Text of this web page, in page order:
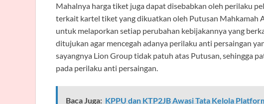
Mahalnya harga tiket juga dapat disebabkan oleh perilaku
terkait kartel tiket yang dikuatkan oleh Putusan Mahkamah
untuk melaporkan setiap perubahan kebijakannya yang
ditujukan agar mencegah adanya perilaku anti persaingan
sayangnya Lion Group tidak patuh atas Putusan, sehingga
pada perilaku anti persaingan.
Baca Juga: KPPU dan KTP2JB Awasi Tata Kelola